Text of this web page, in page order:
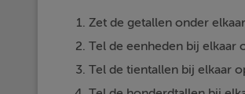
Zet de getallen onder
Tel de eenheden bij elkaar
Tel de tientallen bij elkaar